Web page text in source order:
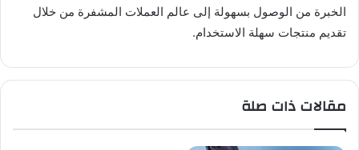
الخبرة من الوصول بسهولة إلى عالم العملات المشفرة من خلال
تقديم منتجات سهلة الاستخدام.
مقالات ذات صلة